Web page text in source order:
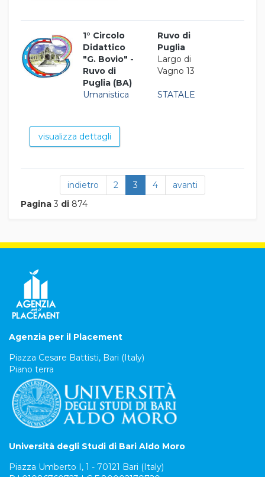
1° Circolo
Didattico
"G. Bovio" -
Ruvo di
Puglia (BA)
Umanistica
Ruvo di
Puglia
Largo di
Vagno 13
STATALE
visualizza dettagli
indietro 2 3 4
avanti
Pagina 3 di 874
Agenzia per il Placement
Piazza Cesare Battisti, Bari (Italy)
Piano terra
Università degli Studi di Bari Aldo Moro
Piazza Umberto I, 1 - 70121 Bari (Italy)